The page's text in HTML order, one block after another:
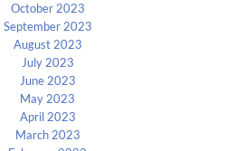
October 2023
September 2023
August 2023
July 2023
June 2023
May 2023
April 2023
March 2023